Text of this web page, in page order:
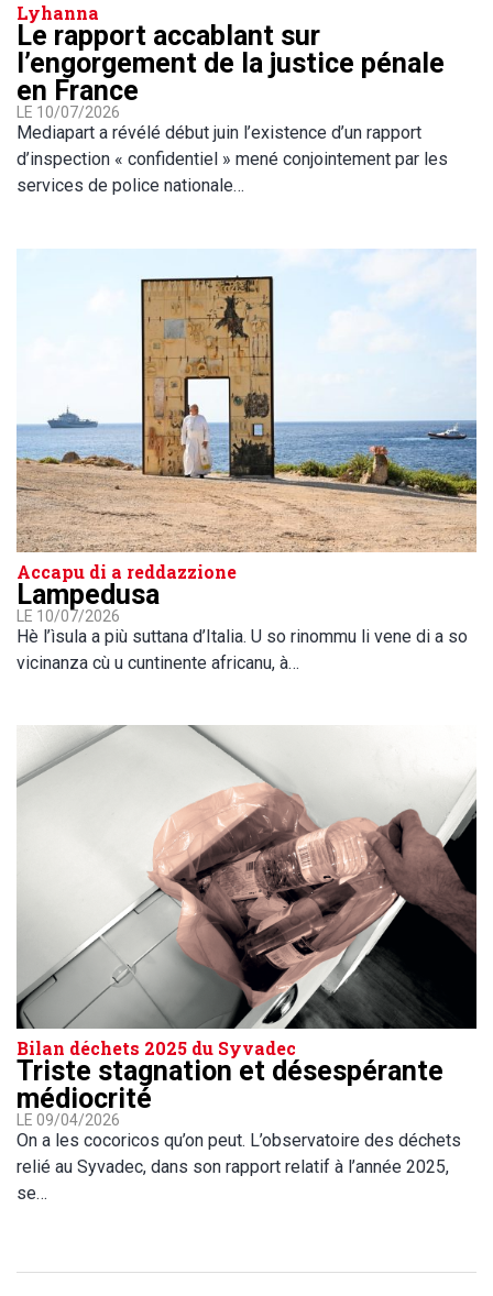
Lyhanna
Le rapport accablant sur
l’engorgement de la justice pénale
en France
LE 10/07/2026
Mediapart a révélé début juin l’existence d’un rapport
d’inspection « confidentiel » mené conjointement par les
services de police nationale…
Accapu di a reddazzione
Lampedusa
LE 10/07/2026
Hè l’ìsula a più suttana d’Italia. U so rinommu li vene di a so
vicinanza cù u cuntinente africanu, à…
Bilan déchets 2025 du Syvadec
Triste stagnation et désespérante
médiocrité
LE 09/04/2026
On a les cocoricos qu’on peut. L’observatoire des déchets
relié au Syvadec, dans son rapport relatif à l’année 2025,
se…